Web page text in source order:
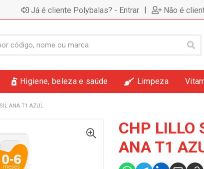
Já é cliente Polybalas? - Entrar | Não é
Higiene, beleza e saúde Limpeza
ANA T1 AZUL
CHP LILLO
ANA T1